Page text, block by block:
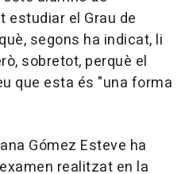
estudiar el Grau de
segons ha indicat, li
sobretot, perquè el
que esta és "una forma
Gómez Esteve ha
realitzat en la